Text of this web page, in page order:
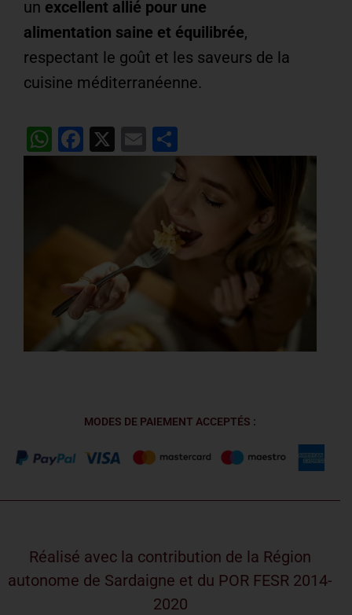
un excellent allié pour une
alimentation saine et équilibrée,
respectant le goût et les saveurs de la
cuisine méditerranéenne.
WhatsApp
Facebook
X Email
MODES DE PAIEMENT ACCEPTÉS :
Réalisé avec la contribution de la Région
autonome de Sardaigne et du POR FESR 2014-
2020